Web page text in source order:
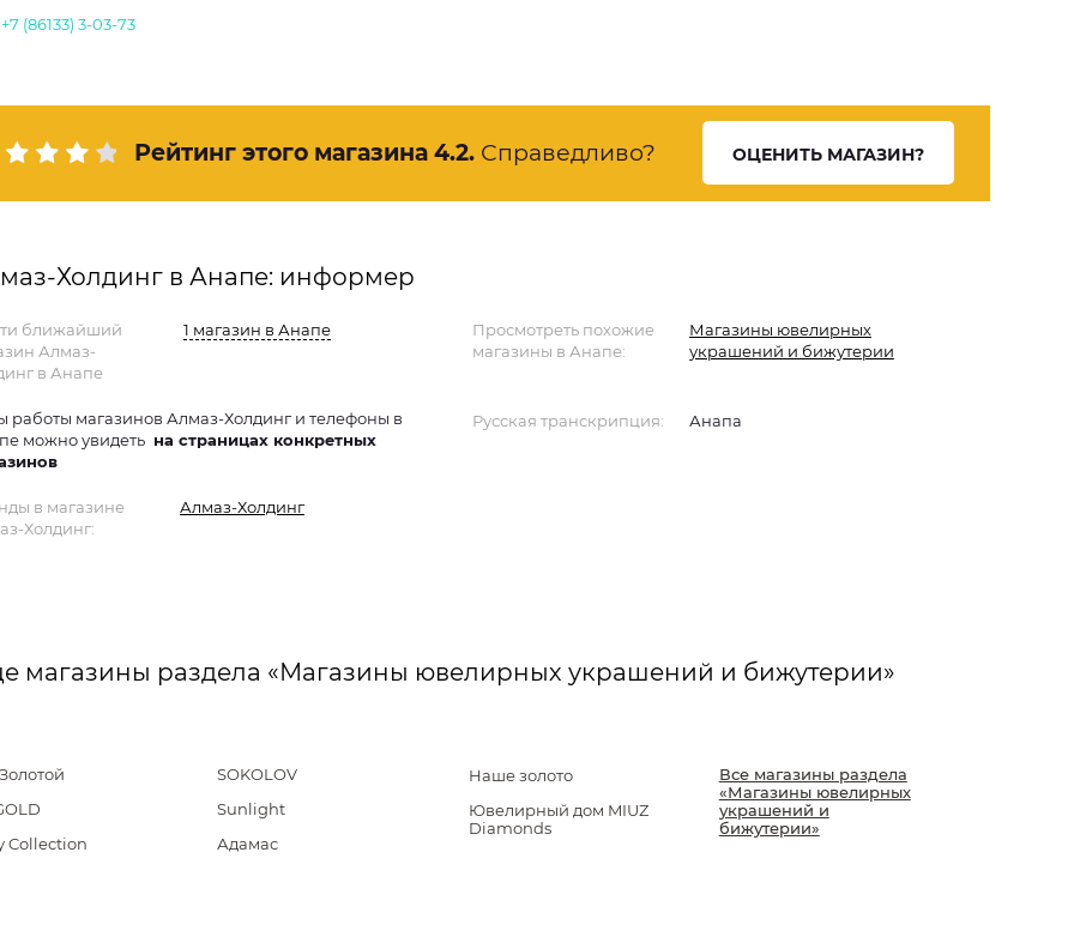
+7 (86133) 3-03-73
Рейтинг этого магазина 4.2. Справедливо? ОЦЕНИТЬ МАГАЗИН?
Холдинг в Анапе: информер
ближайший
Алмаз-
в Анапе
1 магазин в Анапе
работы магазинов Алмаз-Холдинг и телефоны в
можно увидеть на страницах конкретных
Просмотреть похожие
магазины в Анапе:
Магазины ювелирных
украшений и бижутерии
Русская транскрипция: Анапа
в магазине
Холдинг:
Алмаз-Холдинг
магазины раздела «Магазины ювелирных украшений и бижутерии»
Collection
SOKOLOV
Sunlight
Адамас
Наше золото
Ювелирный дом MIUZ
Diamonds
Все магазины раздела
«Магазины ювелирных
украшений и
бижутерии»